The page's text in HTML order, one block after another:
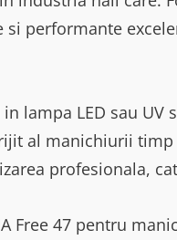
performante
lampa LED sau
al manichiurii
profesionala,
Free 47 pentru